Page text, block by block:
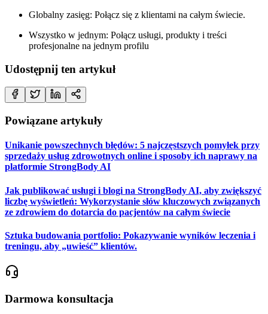
Globalny zasięg: Połącz się z klientami na całym świecie.
Wszystko w jednym: Połącz usługi, produkty i treści
profesjonalne na jednym profilu
Udostępnij ten artykuł
Powiązane artykuły
Unikanie powszechnych błędów: 5 najczęstszych pomyłek przy
sprzedaży usług zdrowotnych online i sposoby ich naprawy na
platformie StrongBody AI
Jak publikować usługi i blogi na StrongBody AI, aby zwiększyć
liczbę wyświetleń: Wykorzystanie słów kluczowych związanych
ze zdrowiem do dotarcia do pacjentów na całym świecie
Sztuka budowania portfolio: Pokazywanie wyników leczenia i
treningu, aby „uwieść” klientów.
Darmowa konsultacja